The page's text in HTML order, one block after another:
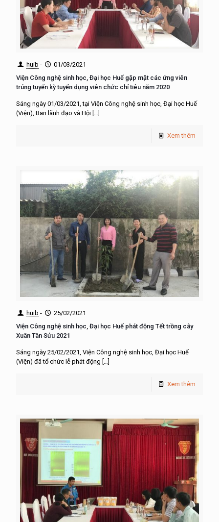
huib -
01/03/2021
Viện Công nghệ sinh học, Đại học Huế gặp mặt các ứng viên
trúng tuyển kỳ tuyển dụng viên chức chỉ tiêu năm 2020
Sáng ngày 01/03/2021, tại Viện Công nghệ sinh học, Đại học Huế
(Viện), Ban lãnh đạo và Hội […]
Xem thêm
huib -
25/02/2021
Viện Công nghệ sinh học, Đại học Huế phát động Tết trồng cây
Xuân Tân Sửu 2021
Sáng ngày 25/02/2021, Viện Công nghệ sinh học, Đại học Huế
(Viện) đã tổ chức lễ phát động […]
Xem thêm